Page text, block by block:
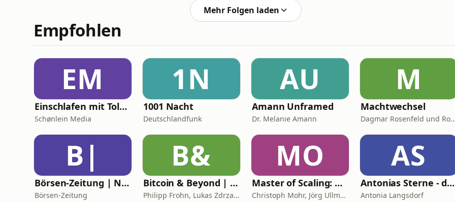
Mehr Folgen laden
Empfohlen
EM
Einschlafen mit Tolkien
Schønlein Media
1N
1001 Nacht
Deutschlandfunk
AU
Amann Unframed
Dr. Melanie Amann
M
Machtwechsel
Dagmar Rosenfeld und Robin Alexander
B|
Börsen-Zeitung | Nachhaltiges Investieren
Börsen-Zeitung
B&
Bitcoin & Beyond | Dein Geld neu denken
Philipp Frohn, Lukas Zdrzalek
MO
Master of Scaling: Marketing messbar machen – mit Ads, Automatisierung & KI
Christoph Mohr, Jörg Ullmann, Master of Search GmbH
AS
Antonias Sterne - der Astrologie Podcast
Antonia Langsdorf